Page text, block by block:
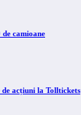
camioane
acțiuni la Tolltickets